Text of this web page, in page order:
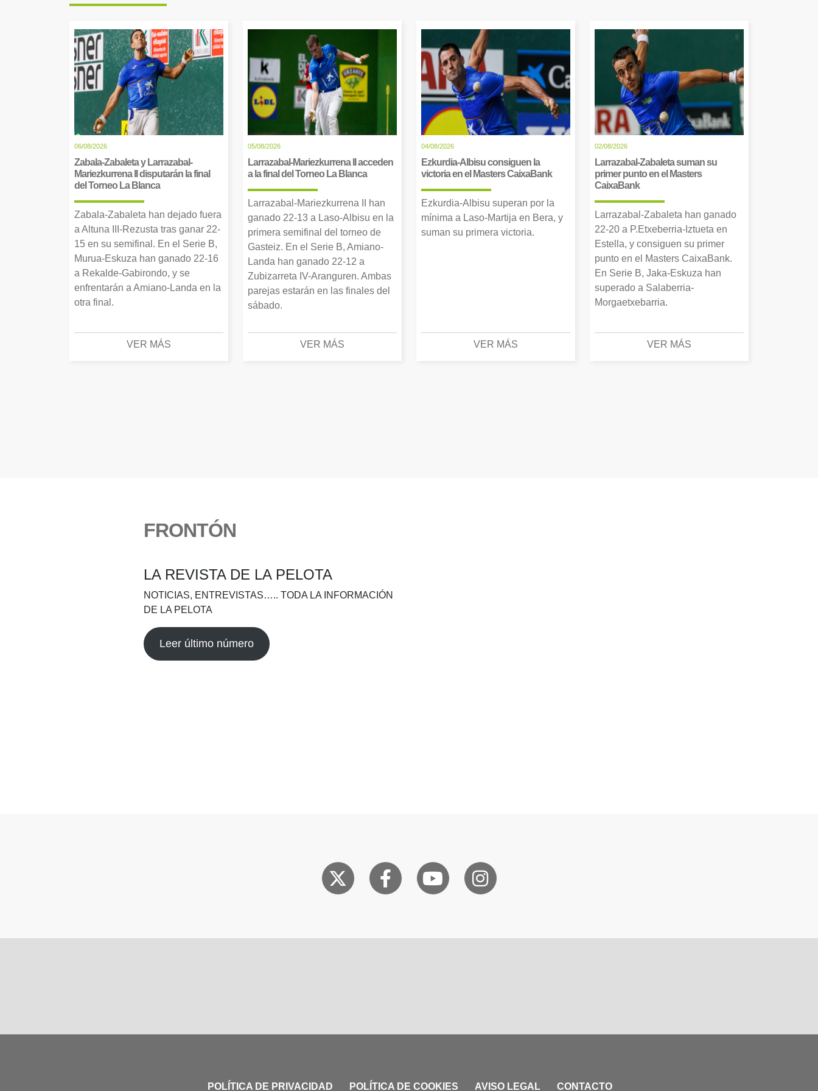
06/08/2026
Zabala-Zabaleta y Larrazabal-
Mariezkurrena II disputarán la final
del Torneo La Blanca
Zabala-Zabaleta han dejado fuera
a Altuna III-Rezusta tras ganar 22-
15 en su semifinal. En el Serie B,
Murua-Eskuza han ganado 22-16
a Rekalde-Gabirondo, y se
enfrentarán a Amiano-Landa en la
otra final.
VER MÁS
05/08/2026
Larrazabal-Mariezkurrena II acceden
a la final del Torneo La Blanca
Larrazabal-Mariezkurrena II han
ganado 22-13 a Laso-Albisu en la
primera semifinal del torneo de
Gasteiz. En el Serie B, Amiano-
Landa han ganado 22-12 a
Zubizarreta IV-Aranguren. Ambas
parejas estarán en las finales del
sábado.
VER MÁS
04/08/2026
Ezkurdia-Albisu consiguen la
victoria en el Masters CaixaBank
Ezkurdia-Albisu superan por la
mínima a Laso-Martija en Bera, y
suman su primera victoria.
VER MÁS
02/08/2026
Larrazabal-Zabaleta suman su
primer punto en el Masters
CaixaBank
Larrazabal-Zabaleta han ganado
22-20 a P.Etxeberria-Iztueta en
Estella, y consiguen su primer
punto en el Masters CaixaBank.
En Serie B, Jaka-Eskuza han
superado a Salaberria-
Morgaetxebarria.
VER MÁS
FRONTÓN
LA REVISTA DE LA PELOTA
NOTICIAS, ENTREVISTAS….. TODA LA INFORMACIÓN
DE LA PELOTA
Leer último número
POLÍTICA DE PRIVACIDAD POLÍTICA DE COOKIES AVISO LEGAL CONTACTO